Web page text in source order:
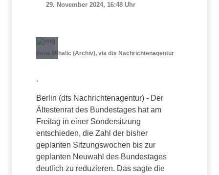
29. November 2024, 16:48 Uhr
Irene Mihalic (Archiv), via dts Nachrichtenagentur
.
Berlin (dts Nachrichtenagentur) - Der
Ältestenrat des Bundestages hat am
Freitag in einer Sondersitzung
entschieden, die Zahl der bisher
geplanten Sitzungswochen bis zur
geplanten Neuwahl des Bundestages
deutlich zu reduzieren. Das sagte die